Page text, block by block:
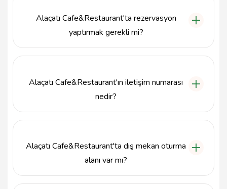
mutfaklardan örnekler bulunmaktadır.
Alaçatı Cafe&Restaurant'ta rezervasyon
yaptırmak gerekli mi?
Alaçatı Cafe&Restaurant'ın iletişim numarası
nedir?
Alaçatı Cafe&Restaurant'ta dış mekan oturma
alanı var mı?